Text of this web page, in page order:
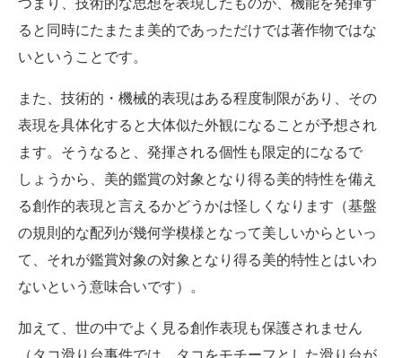
つまり、技術的な思想を表現したものが、機能を発揮す
ると同時にたまたま美的であっただけでは著作物ではな
いということです。
また、技術的・機械的表現はある程度制限があり、その
表現を具体化すると大体似た外観になることが予想され
ます。そうなると、発揮される個性も限定的になるで
しょうから、美的鑑賞の対象となり得る美的特性を備え
る創作的表現と言えるかどうかは怪しくなります（基盤
の規則的な配列が幾何学模様となって美しいからといっ
て、それが鑑賞対象の対象となり得る美的特性とはいわ
ないという意味合いです）。
加えて、世の中でよく見る創作表現も保護されません